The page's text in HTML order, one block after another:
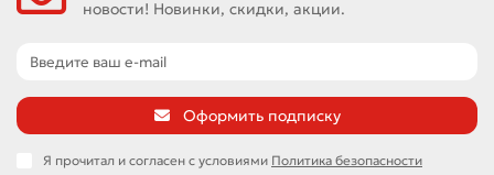
новости! Новинки, скидки, акции.
Оформить подписку
Я прочитал и согласен с условиями Политика безопасности